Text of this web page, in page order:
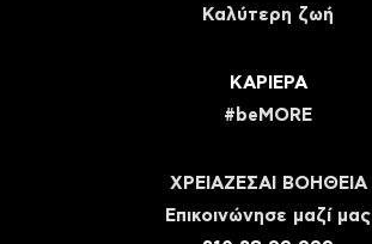
Καλύτερη ζωή
ΚΑΡΙΕΡΑ
#beMORE
ΧΡΕΙΑΖΕΣΑΙ ΒΟΗΘΕΙΑ
Eπικοινώνησε μαζί μας